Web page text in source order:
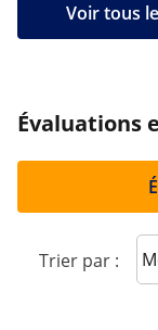
Voir tous
Évaluations
Trier par :